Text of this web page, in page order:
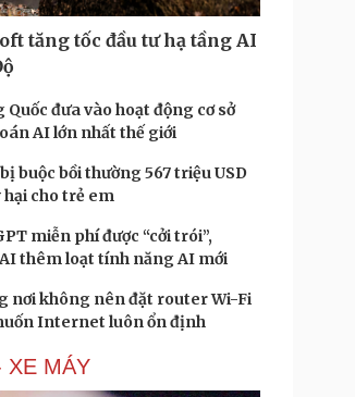
tăng tốc đầu tư hạ tầng AI
Quốc đưa vào hoạt động cơ sở
AI lớn nhất thế giới
buộc bồi thường 567 triệu USD
hại cho trẻ em
miễn phí được “cởi trói”,
thêm loạt tính năng AI mới
nơi không nên đặt router Wi-Fi
Internet luôn ổn định
XE MÁY